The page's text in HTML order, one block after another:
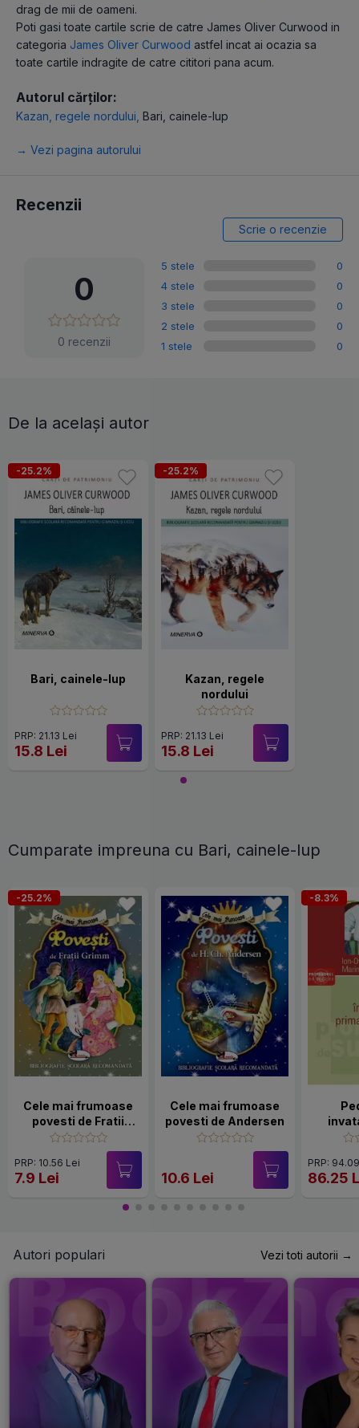
drag de mii de oameni.
Poti gasi toate cartile scrie de catre James Oliver Curwood in
categoria James Oliver Curwood astfel incat ai ocazia sa
toate cartile indragite de catre cititori pana acum.
Autorul cărților:
Kazan, regele nordului Bari, cainele-lup
→ Vezi pagina autorului
Recenzii
Scrie o recenzie
0
0 recenzii
5 stele
0
4 stele
0
3 stele
0
2 stele
0
1 stele
0
De la același autor
-25.2%
Bari, cainele-lup
PRP: 21.13 Lei
15.8 Lei
-25.2%
Kazan, regele
nordului
PRP: 21.13 Lei
15.8 Lei
Cumparate impreuna cu Bari, cainele-lup
-25.2%
Cele mai frumoase
povesti de Fratii
Grimm
PRP: 10.56 Lei
7.9 Lei
Cele mai frumoase
povesti de Andersen
10.6 Lei
-8.3%
PRP:
86.25
Autori populari Vezi toti autorii →